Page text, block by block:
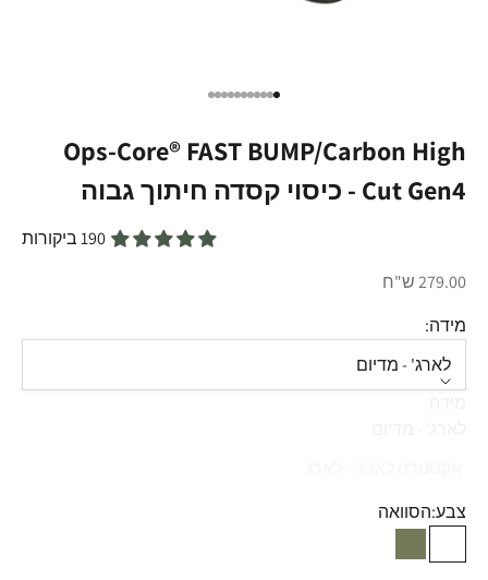
עבור לפריט 1
עבור לפריט 2
עבור לפריט 3
עבור לפריט 4
עבור לפריט 5
עבור לפריט 6
עבור לפריט 7
עבור לפריט 8
עבור לפריט 9
עבור לפריט 10
עבור לפריט 11
Ops-Core® FAST BUMP/Carbon High
Cut Gen4 - כיסוי קסדה חיתוך גבוה
190 ביקורות
מחיר מבצע
279.00 ש"ח
מידה:
לארג' - מדיום
צבע:הסוואה
הסוואהירוק זית